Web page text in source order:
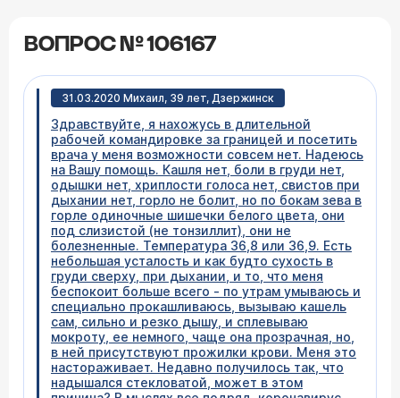
ВОПРОС № 106167
31.03.2020 Михаил, 39 лет, Дзержинск
Здравствуйте, я нахожусь в длительной
рабочей командировке за границей и посетить
врача у меня возможности совсем нет. Надеюсь
на Вашу помощь. Кашля нет, боли в груди нет,
одышки нет, хриплости голоса нет, свистов при
дыхании нет, горло не болит, но по бокам зева в
горле одиночные шишечки белого цвета, они
под слизистой (не тонзиллит), они не
болезненные. Температура 36,8 или 36,9. Есть
небольшая усталость и как будто сухость в
груди сверху, при дыхании, и то, что меня
беспокоит больше всего - по утрам умываюсь и
специально прокашливаюсь, вызываю кашель
сам, сильно и резко дышу, и сплевываю
мокроту, ее немного, чаще она прозрачная, но,
в ней присутствуют прожилки крови. Меня это
настораживает. Недавно получилось так, что
надышался стекловатой, может в этом